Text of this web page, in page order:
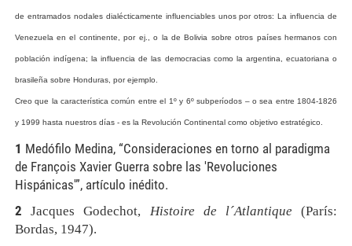
de entramados nodales dialécticamente influenciables unos por otros: La influencia de
Venezuela en el continente, por ej., o la de Bolivia sobre otros países hermanos con
población indígena; la influencia de las democracias como la argentina, ecuatoriana o
brasileña sobre Honduras, por ejemplo.
Creo que la característica común entre el 1º y 6º subperíodos – o sea entre 1804-1826
y 1999 hasta nuestros días - es la Revolución Continental como objetivo estratégico.
1 Medófilo Medina, “Consideraciones en torno al paradigma
de François Xavier Guerra sobre las 'Revoluciones
Hispánicas'”, artículo inédito.
2
Jacques Godechot, Histoire de l´Atlantique
(París:
Bordas, 1947).